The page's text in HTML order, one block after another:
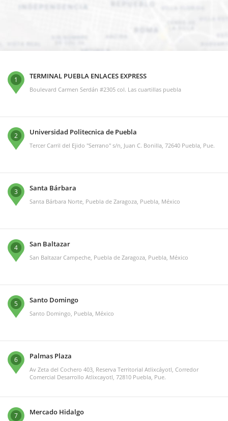
1 TERMINAL PUEBLA ENLACES EXPRESS
Boulevard Carmen Serdán #2305 col. Las cuartillas puebla
2 Universidad Politecnica de Puebla
Tercer Carril del Ejido "Serrano" s/n, Juan C. Bonilla, 72640 Puebla, Pue.
3 Santa Bárbara
Santa Bárbara Norte, Puebla de Zaragoza, Puebla, México
4 San Baltazar
San Baltazar Campeche, Puebla de Zaragoza, Puebla, México
5 Santo Domingo
Santo Domingo, Puebla, México
6 Palmas Plaza
Av Zeta del Cochero 403, Reserva Territorial Atlixcáyotl, Corredor
Comercial Desarrollo Atlixcayotl, 72810 Puebla, Pue.
7 Mercado Hidalgo